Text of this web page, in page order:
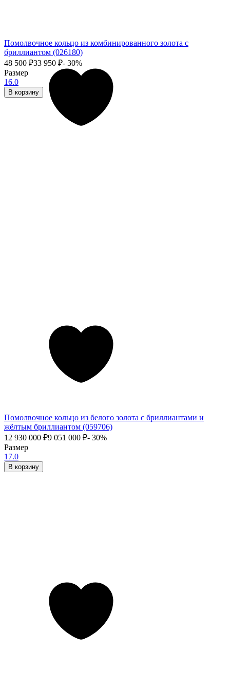
Помолвочное кольцо из белого золота с бриллиантами и
жёлтым бриллиантом (059706)
12 930 000 ₽9 051 000 ₽- 30%
Размер
17.0
В корзину
Помолвочное кольцо из комбинированного золота с
бриллиантом (026180)
48 500 ₽33 950 ₽- 30%
Размер
16.0
В корзину